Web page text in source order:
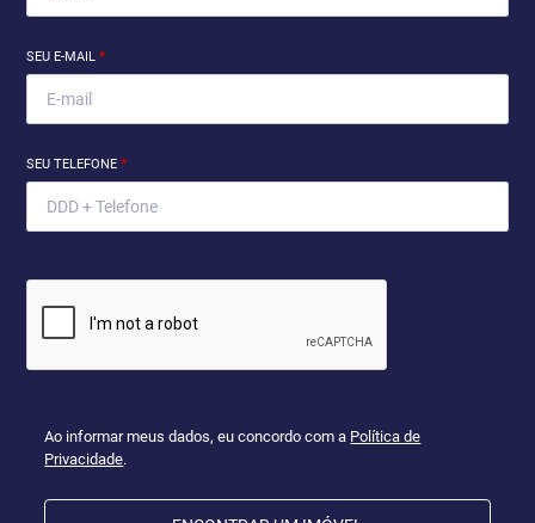
SEU E-MAIL*
SEU TELEFONE*
Ao informar meus dados, eu concordo com a Política de
Privacidade.